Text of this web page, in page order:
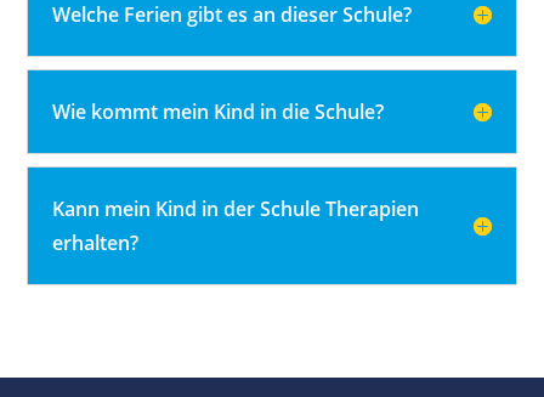
Welche Ferien gibt es an dieser Schule?
Wie kommt mein Kind in die Schule?
Kann mein Kind in der Schule Therapien
erhalten?